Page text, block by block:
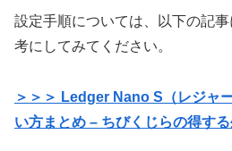
設定手順については、以下の記
考にしてみてください。
＞＞＞ Ledger Nano S（レジャ
い方まとめ – ちびくじらの得す